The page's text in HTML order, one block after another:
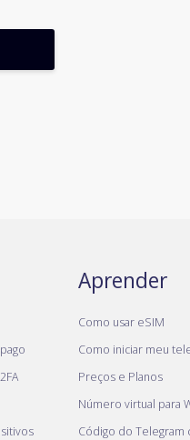
Aprender
Como usar eSIM
Como iniciar meu
Preços e Planos
Número virtual para
Código do Telegram